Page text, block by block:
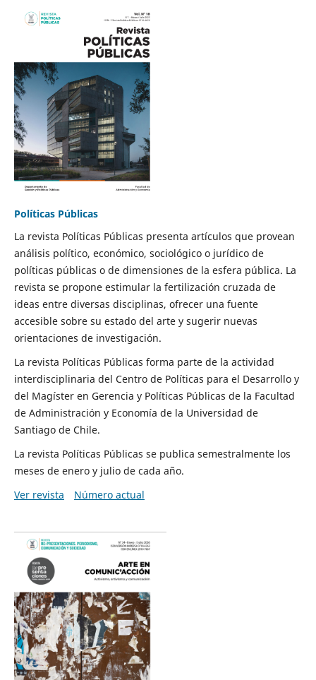
Políticas Públicas
La revista Políticas Públicas presenta artículos que provean
análisis político, económico, sociológico o jurídico de
políticas públicas o de dimensiones de la esfera pública. La
revista se propone estimular la fertilización cruzada de
ideas entre diversas disciplinas, ofrecer una fuente
accesible sobre su estado del arte y sugerir nuevas
orientaciones de investigación.
La revista Políticas Públicas forma parte de la actividad
interdisciplinaria del Centro de Políticas para el Desarrollo y
del Magíster en Gerencia y Políticas Públicas de la Facultad
de Administración y Economía de la Universidad de
Santiago de Chile.
La revista Políticas Públicas se publica semestralmente los
meses de enero y julio de cada año.
Ver revista
Número actual